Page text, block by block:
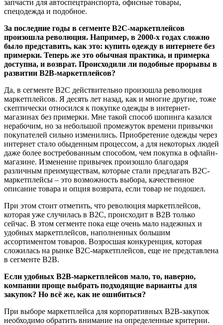
запчасти для автоспецтранспорта, офисные товары,
спецодежда и подобное.
За последние годы в сегменте B2C-маркетплейсов
произошла революция. Например, в 2000-х годах сложно
было представить, как это: купить одежду в интернете без
примерки. Теперь же это обычная практика, и примерка
доступна, и возврат. Происходили ли подобные прорывы в
развитии B2B-маркетплейсов?
Да, в сегменте B2C действительно произошла революция
маркетплейсов. Я десять лет назад, как и многие другие, тоже
скептически относился к покупке одежды в интернет-
магазинах без примерки. Мне такой способ шопинга казался
нерабочим, но за небольшой промежуток времени привычки
покупателей сильно изменились. Приобретение одежды через
интернет стало обыденным процессом, а для некоторых людей
даже более востребованным способом, чем покупка в офлайн-
магазине. Изменение привычек произошло благодаря
различным преимуществам, которые стали предлагать B2C-
маркетплейсы – это возможность выбора, качественное
описание товара и опция возврата, если товар не подошел.
При этом стоит отметить, что революция маркетплейсов,
которая уже случилась в B2C, происходит в B2B только
сейчас. В этом сегменте пока еще очень мало надежных и
удобных маркетплейсов, наполненных большим
ассортиментом товаров. Возросшая конкуренция, которая
сложилась на рынке B2C-маркетплейсов, еще не представлена
в сегменте B2B.
Если удобных B2B-маркетплейсов мало, то, наверно,
компании проще выбрать подходящие варианты для
закупок? Но всё же, как не ошибиться?
При выборе маркетплейса для корпоративных B2B-закупок
необходимо обратить внимание на определенные критерии.